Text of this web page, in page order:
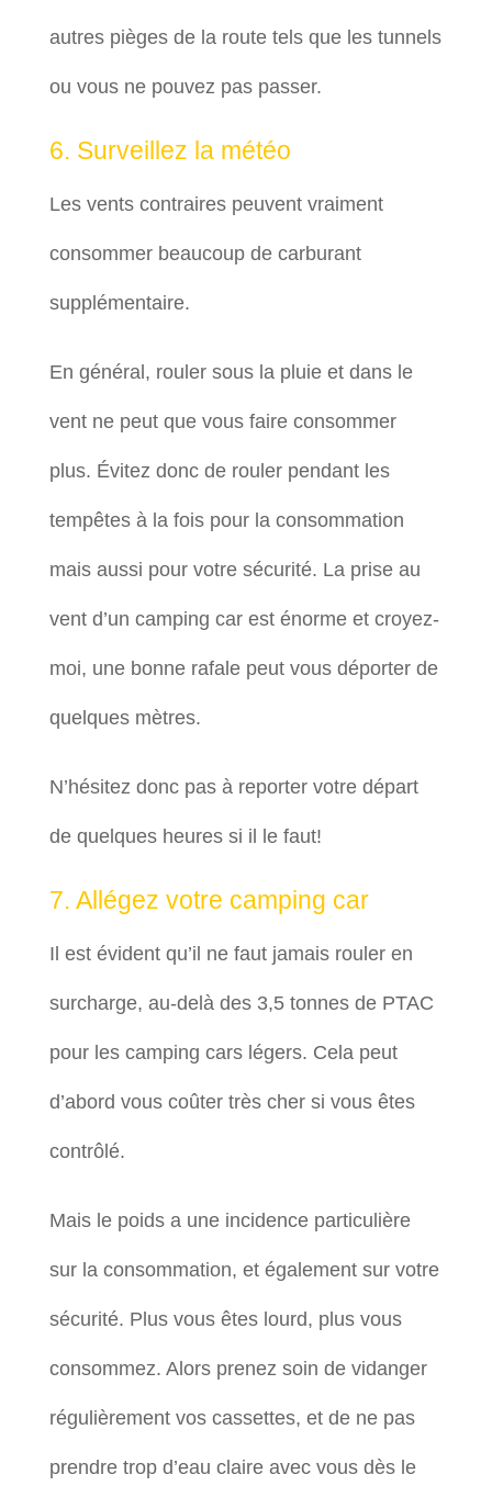
autres pièges de la route tels que les tunnels
ou vous ne pouvez pas passer.
6. Surveillez la météo
Les vents contraires peuvent vraiment
consommer beaucoup de carburant
supplémentaire.
En général, rouler sous la pluie et dans le
vent ne peut que vous faire consommer
plus. Évitez donc de rouler pendant les
tempêtes à la fois pour la consommation
mais aussi pour votre sécurité. La prise au
vent d’un camping car est énorme et croyez-
moi, une bonne rafale peut vous déporter de
quelques mètres.
N’hésitez donc pas à reporter votre départ
de quelques heures si il le faut!
7. Allégez votre camping car
Il est évident qu’il ne faut jamais rouler en
surcharge, au-delà des 3,5 tonnes de PTAC
pour les camping cars légers. Cela peut
d’abord vous coûter très cher si vous êtes
contrôlé.
Mais le poids a une incidence particulière
sur la consommation, et également sur votre
sécurité. Plus vous êtes lourd, plus vous
consommez. Alors prenez soin de vidanger
régulièrement vos cassettes, et de ne pas
prendre trop d’eau claire avec vous dès le